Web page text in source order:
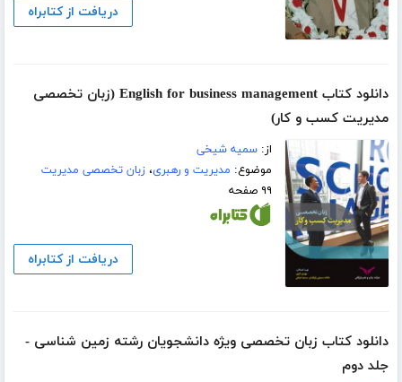
دریافت از کتابراه
دانلود کتاب English for business management (زبان تخصصی
مدیریت کسب و کار)
از:سمیه شیخی
موضوع: مدیریت و رهبری،زبان تخصصی مدیریت
۹۹ صفحه
دریافت از کتابراه
دانلود کتاب زبان تخصصی ویژه دانشجویان رشته زمین شناسی -
جلد دوم